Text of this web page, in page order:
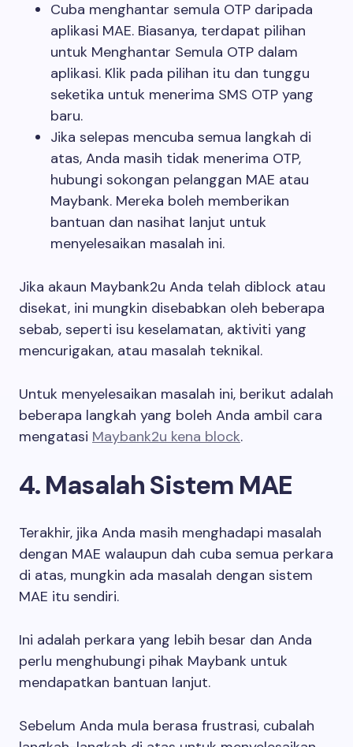
Cuba menghantar semula OTP daripada
aplikasi MAE. Biasanya, terdapat pilihan
untuk Menghantar Semula OTP dalam
aplikasi. Klik pada pilihan itu dan tunggu
seketika untuk menerima SMS OTP yang
baru.
Jika selepas mencuba semua langkah di
atas, Anda masih tidak menerima OTP,
hubungi sokongan pelanggan MAE atau
Maybank. Mereka boleh memberikan
bantuan dan nasihat lanjut untuk
menyelesaikan masalah ini.
Jika akaun Maybank2u Anda telah diblock atau
disekat, ini mungkin disebabkan oleh beberapa
sebab, seperti isu keselamatan, aktiviti yang
mencurigakan, atau masalah teknikal.
Untuk menyelesaikan masalah ini, berikut adalah
beberapa langkah yang boleh Anda ambil cara
mengatasi Maybank2u kena block.
4. Masalah Sistem MAE
Terakhir, jika Anda masih menghadapi masalah
dengan MAE walaupun dah cuba semua perkara
di atas, mungkin ada masalah dengan sistem
MAE itu sendiri.
Ini adalah perkara yang lebih besar dan Anda
perlu menghubungi pihak Maybank untuk
mendapatkan bantuan lanjut.
Sebelum Anda mula berasa frustrasi, cubalah